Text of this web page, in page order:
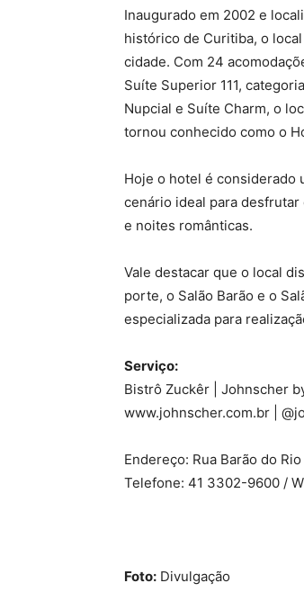
Inaugurado em 2002 e
histórico de Curitiba, o
cidade. Com 24
Suíte Superior 111,
Nupcial e Suíte Charm, o
tornou conhecido como o
Hoje o hotel é considerado
cenário ideal para desfrutar
e noites românticas.
Vale destacar que o local
porte, o Salão Barão e o
especializada para
Serviço:
Bistrô Zuckêr | Johnscher
www.johnscher.com.br |
Endereço: Rua Barão do
Telefone: 41 3302-9600 /
Foto: Divulgação